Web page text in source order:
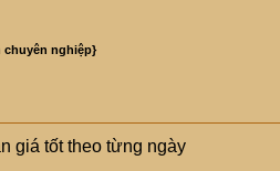
chuyên nghiệp}
giá tốt theo từng ngày